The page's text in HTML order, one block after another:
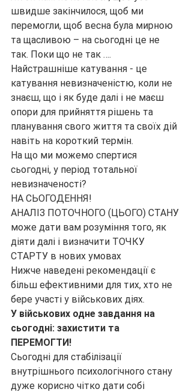
швидше закінчилося, щоб ми
перемогли, щоб весна була мирною
та щасливою – на сьогодні це не
так. Поки що не так ….
Найстрашніше катування - це
катування невизначеністю, коли не
знаєш, що і як буде далі і не маєш
опори для прийняття рішень та
планування свого життя та своїх дій
навіть на короткий термін.
На що ми можемо спертися
сьогодні, у період тотальної
невизначеності?
НА СЬОГОДЕННЯ!
АНАЛІЗ ПОТОЧНОГО (ЦЬОГО) СТАНУ
може дати вам розуміння того, як
діяти далі і визначити ТОЧКУ
СТАРТУ в нових умовах
Нижче наведені рекомендації є
більш ефективними для тих, хто не
бере участі у військових діях.
У військових одне завдання на
сьогодні: захистити та
ПЕРЕМОГТИ!
Сьогодні для стабілізації
внутрішнього психологічного стану
дуже корисно чітко дати собі